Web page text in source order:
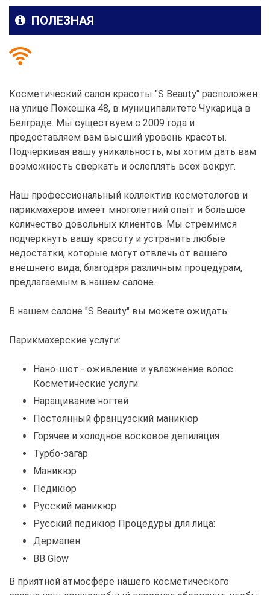
ПОЛЕЗНАЯ
Косметический салон красоты "S Beauty" расположен
на улице Пожешка 48, в муниципалитете Чукарица в
Белграде. Мы существуем с 2009 года и
предоставляем вам высший уровень красоты.
Подчеркивая вашу уникальность, мы хотим дать вам
возможность сверкать и ослеплять всех вокруг.
Наш профессиональный коллектив косметологов и
парикмахеров имеет многолетний опыт и большое
количество довольных клиентов. Мы стремимся
подчеркнуть вашу красоту и устранить любые
недостатки, которые могут отвлечь от вашего
внешнего вида, благодаря различным процедурам,
предлагаемым в нашем салоне.
В нашем салоне "S Beauty" вы можете ожидать:
Парикмахерские услуги:
Нано-шот - оживление и увлажнение волос
Косметические услуги:
Наращивание ногтей
Постоянный французский маникюр
Горячее и холодное восковое депиляция
Турбо-загар
Маникюр
Педикюр
Русский маникюр
Русский педикюр Процедуры для лица:
Дермапен
BB Glow
В приятной атмосфере нашего косметического